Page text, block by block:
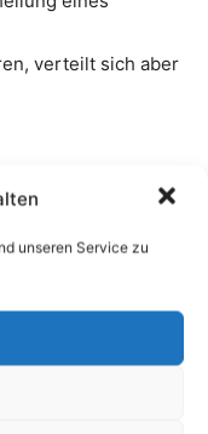
unseren Service zu